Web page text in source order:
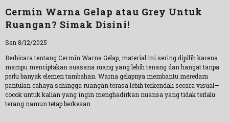
Cermin Warna Gelap atau Grey Untuk
Ruangan? Simak Disini!
Sen 8/12/2025
Berbicara tentang Cermin Warna Gelap, material ini sering dipilih karena
mampu menciptakan suasana ruang yang lebih tenang dan hangat tanpa
perlu banyak elemen tambahan. Warna gelapnya membantu meredam
pantulan cahaya sehingga ruangan terasa lebih terkendali secara visual—
cocok untuk kalian yang ingin menghadirkan nuansa yang tidak terlalu
terang namun tetap berkesan